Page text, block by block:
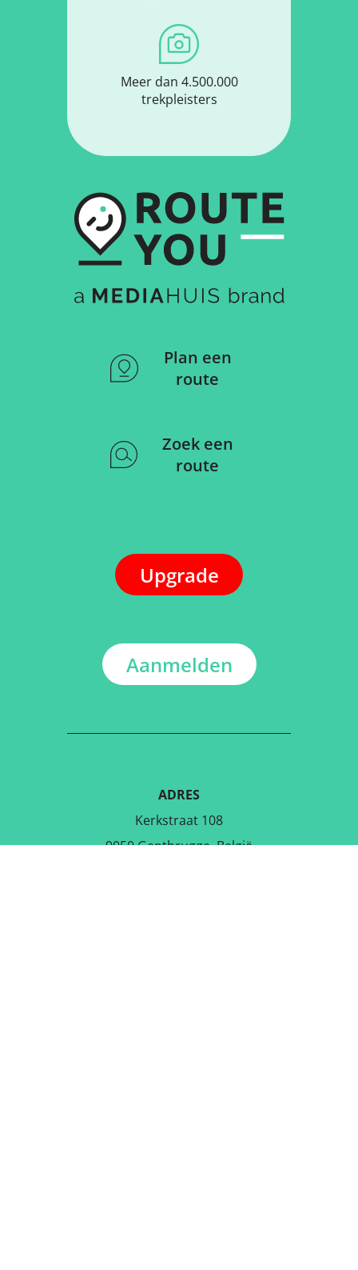
Meer dan 4.500.000
trekpleisters
Plan een
route
Zoek een
route
Upgrade
Aanmelden
ADRES
Kerkstraat 108
9050 Gentbrugge, België